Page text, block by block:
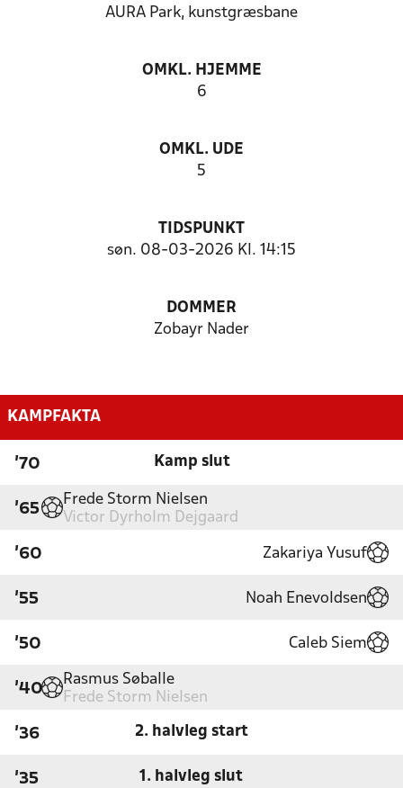
AURA Park, kunstgræsbane
OMKL. HJEMME
6
OMKL. UDE
5
TIDSPUNKT
søn. 08-03-2026 Kl. 14:15
DOMMER
Zobayr Nader
KAMPFAKTA
'70 Kamp slut
'65
Frede Storm Nielsen
Victor Dyrholm Dejgaard
'60 Zakariya Yusuf
'55 Noah Enevoldsen
'50 Caleb Siem
'40
Rasmus Søballe
Frede Storm Nielsen
'36 2. halvleg start
'35 1. halvleg slut